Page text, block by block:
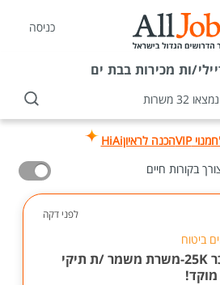
כניסה
ות מכירות בבת ים
נמצאו 32 משרות
מנוי VIP הכנה לראיוןHiAi
בקורות חיים
לפני דקה
ביטוח
ממוצע שכר 25K-משרת משמר /ת תיקי